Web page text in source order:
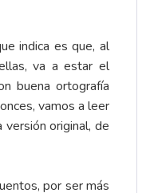
indica es que, al
va a estar el
buena ortografía
vamos a leer
original, de
por ser más